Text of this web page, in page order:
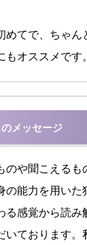
めてで、ちゃん
オススメです。
メッセージ
のや聞こえるも
の能力を用いた
る感覚から読み
いております。